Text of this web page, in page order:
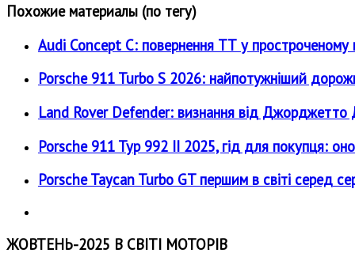
Похожие материалы (по тегу)
Audi Concept C: повернення ТТ у простроченому
Porsche 911 Turbo S 2026: найпотужніший
Land Rover Defender: визнання від
Porsche 911 Typ 992 II 2025, гід для покупця:
Porsche Taycan Turbo GT першим в світі серед
ЖОВТЕНЬ-2025 В СВІТІ МОТОРІВ